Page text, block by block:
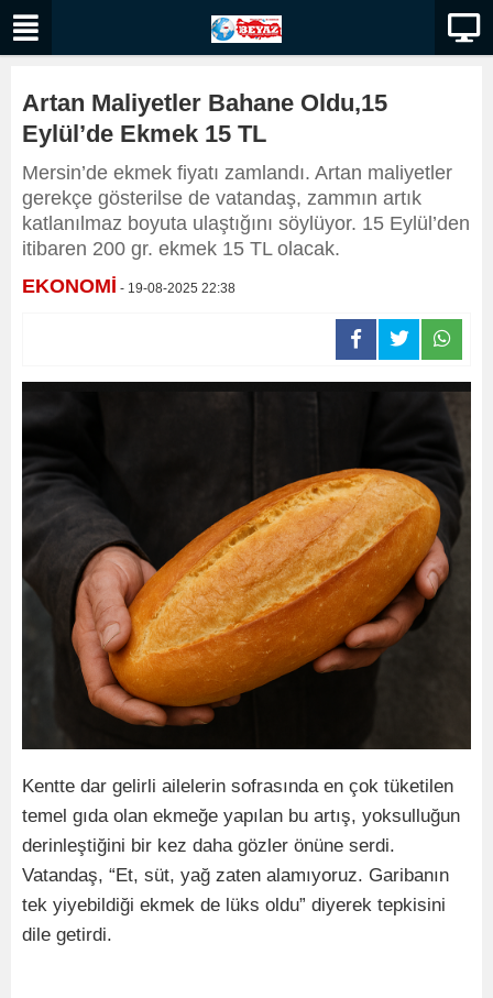
Artan Maliyetler Bahane Oldu,15
Eylül’de Ekmek 15 TL
Mersin’de ekmek fiyatı zamlandı. Artan maliyetler
gerekçe gösterilse de vatandaş, zammın artık
katlanılmaz boyuta ulaştığını söylüyor. 15 Eylül’den
itibaren 200 gr. ekmek 15 TL olacak.
EKONOMİ - 19-08-2025 22:38
Kentte dar gelirli ailelerin sofrasında en çok tüketilen
temel gıda olan ekmeğe yapılan bu artış, yoksulluğun
derinleştiğini bir kez daha gözler önüne serdi.
Vatandaş, “Et, süt, yağ zaten alamıyoruz. Garibanın
tek yiyebildiği ekmek de lüks oldu” diyerek tepkisini
dile getirdi.